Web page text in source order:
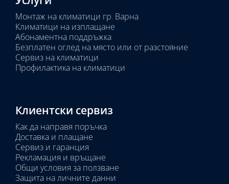
Монтаж на климатици гр. Варна
Климатици на изплащане
Абонаментна поддръжка
Безплатен оглед на място или от разстояние
Сервиз на климатици
Профилактика на климатици
Клиентски сервиз
Как да направя поръчка
Доставка и плащане
Сервиз и гаранция
Рекламация и връщане
Общи условия за ползване
Защита на личните данни